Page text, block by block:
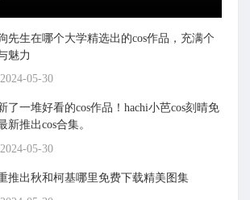
先生在哪个大学精选出的cos作品，充满个
魅力
2024-05-30
了一堆好看的cos作品！hachi小芭cos刻晴免
新推出cos合集。
2024-05-30
推出秋和柯基哪里免费下载精美图集